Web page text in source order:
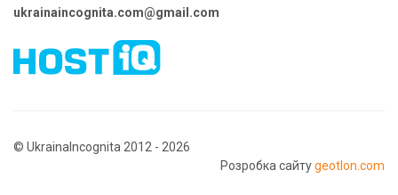
ukrainaincognita.com@gmail.com
© UkrainaIncognita 2012 - 2026
Розробка сайтуgeotlon.com